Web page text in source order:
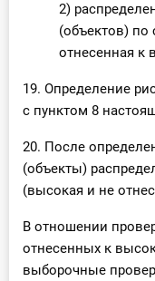
2)
(объектов) по
отнесенная к
19. Определение
с пунктом 8
20. После
(объекты)
(высокая и не
В отношении
отнесенных к
выборочные